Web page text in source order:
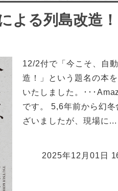
よる列島改造
12/2付で「今こそ、自
造！」という題名の本
いたしました。･･･
です。 5,6年前から幻
ざいましたが、現場に...
2025年12月01日